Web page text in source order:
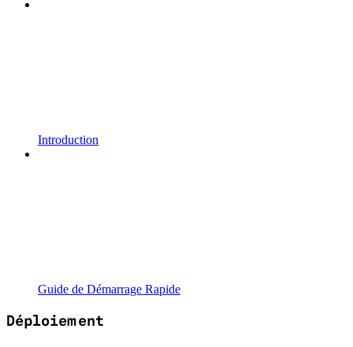
Introduction
Guide de Démarrage Rapide
Déploiement